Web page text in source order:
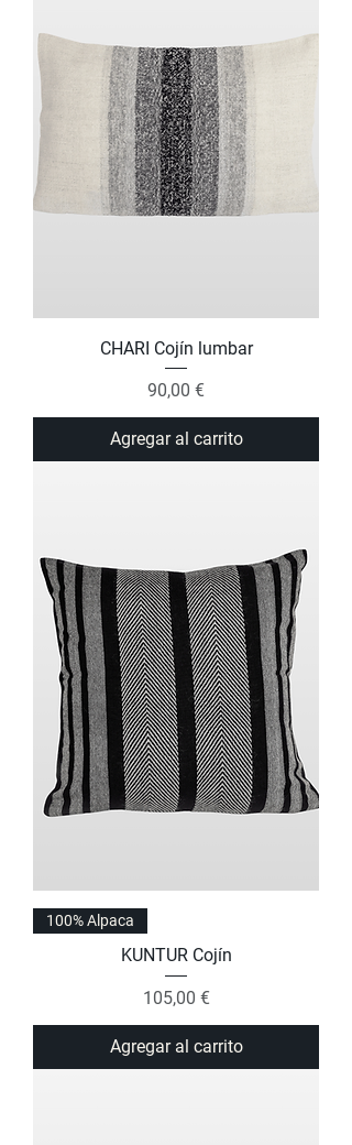
CHARI Cojín lumbar
Precio
90,00 €
Agregar al carrito
100% Alpaca
KUNTUR Cojín
Precio
105,00 €
Agregar al carrito